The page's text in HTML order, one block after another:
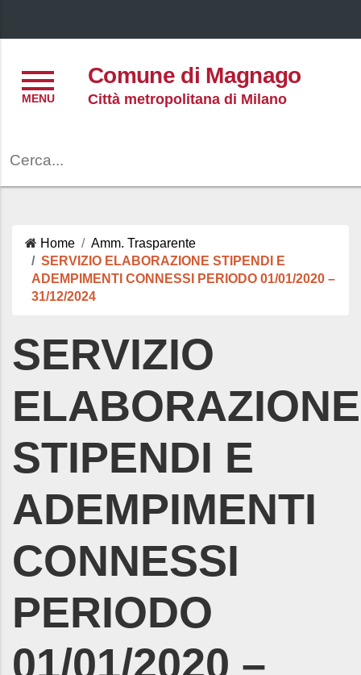
Comune di Magnago
Città metropolitana di Milano
Home
Amm. Trasparente
SERVIZIO ELABORAZIONE STIPENDI E
ADEMPIMENTI CONNESSI PERIODO 01/01/2020 –
31/12/2024
SERVIZIO
ELABORAZIONE
STIPENDI E
ADEMPIMENTI
CONNESSI
PERIODO
01/01/2020 –